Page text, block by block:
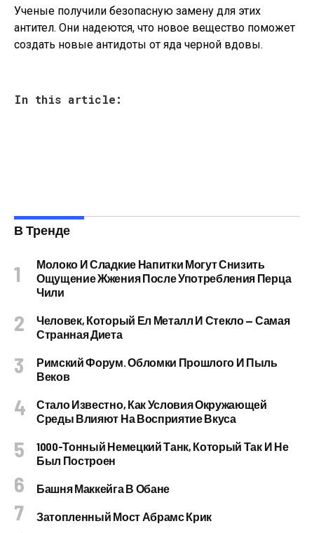
Ученые получили безопасную замену для этих
антител. Они надеются, что новое вещество поможет
создать новые антидоты от яда черной вдовы.
In this article:
В Тренде
Молоко И Сладкие Напитки Могут Снизить
Ощущение Жжения После Употребления Перца
Чили
Человек, Который Ел Металл И Стекло — Самая
Странная Диета
Римский Форум. Обломки Прошлого И Пыль
Веков
Стало Известно, Как Условия Окружающей
Среды Влияют На Восприятие Вкуса
1000-Тонный Немецкий Танк, Который Так И Не
Был Построен
Башня Маккейга В Обане
Затопленный Мост Абрамс Крик